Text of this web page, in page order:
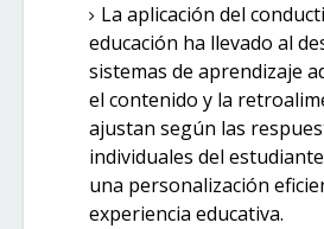
La aplicación del
educación ha llevado al
sistemas de aprendizaje
el contenido y la
ajustan según las
individuales del
una personalización
experiencia educativa.